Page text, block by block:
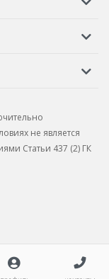
не является
Статьи 437 (2) ГК